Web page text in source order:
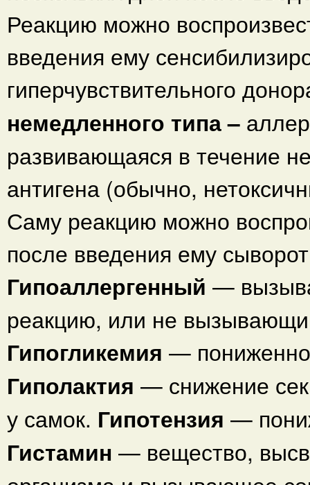
Реакцию можно
введения ему
гиперчувствительного
немедленного типа –
развивающаяся в течение
антигена (обычно,
Саму реакцию можно
после введения ему
Гипоаллергенный —
реакцию, или не
Гипогликемия —
Гиполактия — снижение
у самок. Гипотензия —
Гистамин — вещество,